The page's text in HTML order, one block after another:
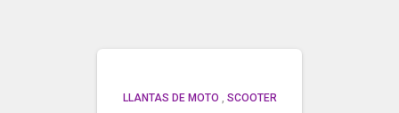
LLANTAS DE MOTO , SCOOTER